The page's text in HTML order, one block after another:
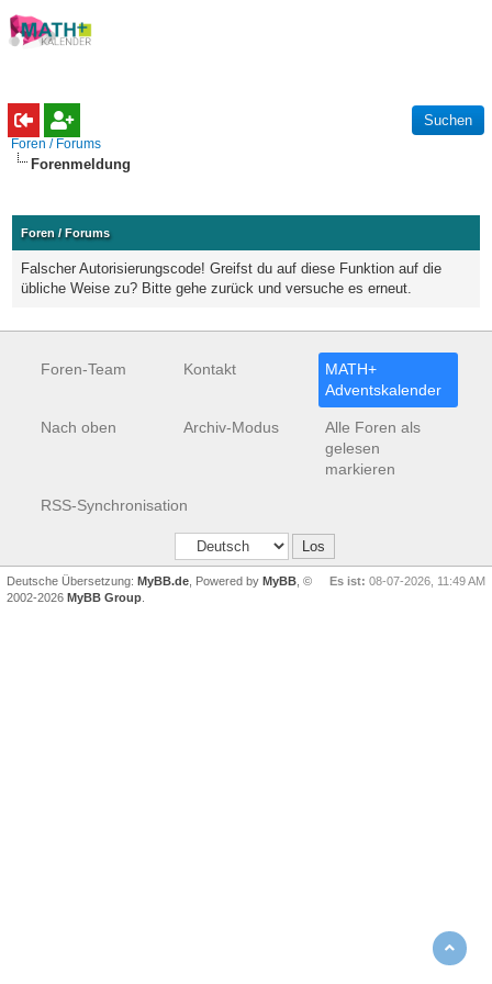
Foren / Forums
Forenmeldung
Foren / Forums
Falscher Autorisierungscode! Greifst du auf diese Funktion auf die
übliche Weise zu? Bitte gehe zurück und versuche es erneut.
Foren-Team Kontakt
MATH+
Adventskalender
Nach oben Archiv-Modus
Alle Foren als
gelesen
markieren
RSS-Synchronisation
Es ist: 08-07-2026, 11:49 AM
Deutsche Übersetzung: MyBB.de , Powered by MyBB , ©
2002-2026 MyBB Group